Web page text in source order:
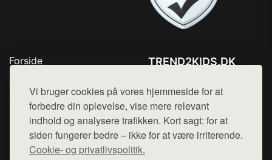
Vi bruger cookies på vores hjemmeside for at
forbedre din oplevelse, vise mere relevant
indhold og analysere trafikken. Kort sagt: for at
siden fungerer bedre – ikke for at være irriterende.
Cookie- og privatlivspolitik.
Forside
Top Rabatter
Blog
Kontakt
TREND2KIDS.DK
Mail: hej@want.dk
Cookie- og privatlivspolitik